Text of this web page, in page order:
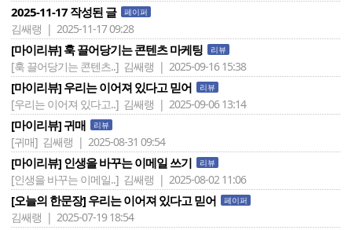
2025-11-17 작성된 글 페이퍼
김쌔랭 | 2025-11-17 09:28
[마이리뷰] 훅 끌어당기는 콘텐츠 마케팅 리뷰
[훅 끌어당기는 콘텐츠..] 김쌔랭 | 2025-09-16 15:38
[마이리뷰] 우리는 이어져 있다고 믿어 리뷰
[우리는 이어져 있다고..] 김쌔랭 | 2025-09-06 13:14
[마이리뷰] 귀매 리뷰
[귀매] 김쌔랭 | 2025-08-31 09:54
[마이리뷰] 인생을 바꾸는 이메일 쓰기 리뷰
[인생을 바꾸는 이메일..] 김쌔랭 | 2025-08-02 11:06
[오늘의 한문장] 우리는 이어져 있다고 믿어 페이퍼
김쌔랭 | 2025-07-19 18:54